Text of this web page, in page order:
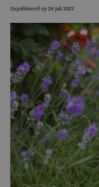
Gepubliceerd op 28 juli 2022